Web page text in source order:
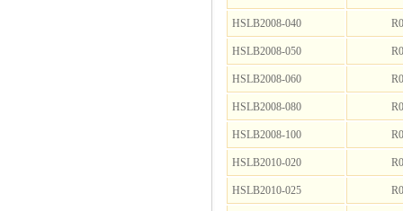
HSLB2008-040
HSLB2008-050
HSLB2008-060
HSLB2008-080
HSLB2008-100
HSLB2010-020
HSLB2010-025